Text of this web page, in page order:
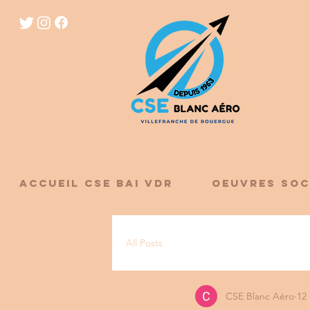
ACCUEIL CSE BAI VDR OEUVRES
All Posts
CSE Blanc Aéro 12